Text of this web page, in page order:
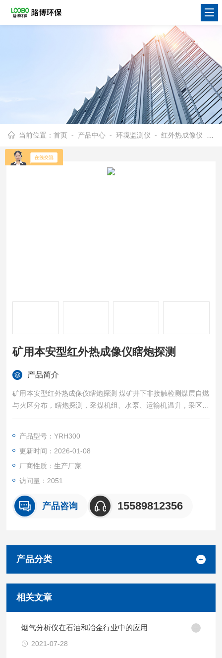
当前位置：首页 - 产品中心 -环境监测仪 -红外热成像仪
矿用本安型红外热成像仪瞎炮探测
产品简介
矿用本安型红外热成像仪瞎炮探测 煤矿井下非接触检测煤层自燃
与火区分布，瞎炮探测，采煤机组、水泵、运输机温升，采区变
电所及动力电缆的热故障检查等。同时，在地面上可用于检测变
化、环保及医疗等领域已得到广泛应用。
产品型号：YRH300
更新时间：2026-01-08
厂商性质：生产厂家
访问量：2051
产品咨询 15589812356
产品分类
相关文章
烟气分析仪在石油和冶金行业中的应用
2021-07-28